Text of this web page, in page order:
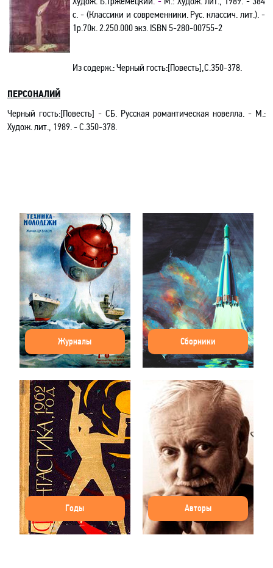
с. - (Классики и современники. Рус. классич. лит.). -
1р.70к. 2.250.000 экз. ISBN 5-280-00755-2
Из содерж.:Черный гость:[Повесть],С.350-378.
ПЕРСОНАЛИЙ
Черный гость:[Повесть] - СБ. Русская романтическая новелла. - М.:
Худож. лит., 1989. -С.350-378.
Журналы Сборники
Годы Авторы